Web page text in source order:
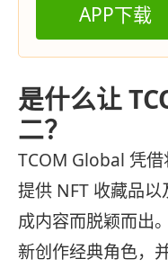
APP下载
是什么让
二？
TCOM Global 凭借
提供 NFT 收藏品
成内容而脱颖而出
新创作经典角色，